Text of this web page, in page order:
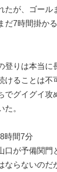
たが、ゴール
だ7時間掛か
登りは本当に
けることは不
でグイグイ攻
た。
時間7分
口が予備関門
ならないのだ